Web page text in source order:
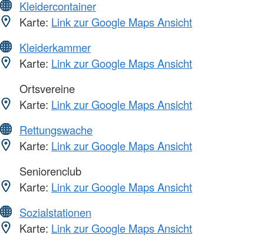
Kleidercontainer
Karte: Link zur Google Maps Ansicht
Kleiderkammer
Karte: Link zur Google Maps Ansicht
Ortsvereine
Karte: Link zur Google Maps Ansicht
Rettungswache
Karte: Link zur Google Maps Ansicht
Seniorenclub
Karte: Link zur Google Maps Ansicht
Sozialstationen
Karte: Link zur Google Maps Ansicht